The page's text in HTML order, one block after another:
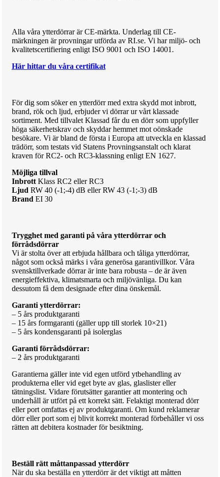
Alla våra ytterdörrar är CE-märkta. Underlag till CE-
märkningen är provningar utförda av RI.se. Vi har miljö- och
kvalitetscertifiering enligt ISO 9001 och ISO 14001.
Här hittar du våra certifikat
För dig som söker en ytterdörr med extra skydd mot inbrott,
brand, rök och ljud, erbjuder vi dörrar ur vårt klassade
sortiment. Med tillvalet Klassad får du en dörr som uppfyller
höga säkerhetskrav och skyddar hemmet mot oönskade
besökare. Vi är bland de första i Europa att utveckla en klassad
trädörr, som testats vid Statens Provningsanstalt och klarat
kraven för RC2- och RC3-klassning enligt EN 1627.
Möjliga tillval
InbrottKlass RC2 eller RC3
Ljud RW 40 (-1;-4) dB eller RW 43 (-1;-3) dB
Brand EI 30
Trygghet med garanti på våra ytterdörrar och
förrådsdörrar
Vi är stolta över att erbjuda hållbara och tåliga ytterdörrar,
något som också märks i våra generösa garantivillkor. Våra
svensktillverkade dörrar är inte bara robusta – de är även
energieffektiva, klimatsmarta och miljövänliga. Du kan
dessutom få dem designade efter dina önskemål.
Garanti ytterdörrar:
– 5 års produktgaranti
– 15 års formgaranti (gäller upp till storlek 10×21)
– 5 års kondensgaranti på isolerglas
Garanti förrådsdörrar:
– 2 års produktgaranti
Garantierna gäller inte vid egen utförd ytbehandling av
produkterna eller vid eget byte av glas, glaslister eller
tätningslist. Vidare förutsätter garantier att montering och
underhåll är utfört på ett korrekt sätt. Felaktigt monterad dörr
eller port omfattas ej av produktgaranti. Om kund reklamerar
dörr eller port som ej blivit korrekt monterad förbehåller vi oss
rätten att debitera kostnader för besiktning.
Beställ rätt måttanpassad ytterdörr
När du ska beställa en ytterdörr är det viktigt att måtten